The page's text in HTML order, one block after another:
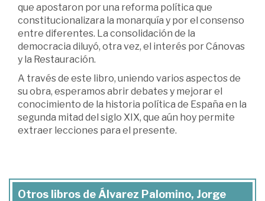
que apostaron por una reforma política que
constitucionalizara la monarquía y por el consenso
entre diferentes. La consolidación de la
democracia diluyó, otra vez, el interés por Cánovas
y la Restauración.
A través de este libro, uniendo varios aspectos de
su obra, esperamos abrir debates y mejorar el
conocimiento de la historia política de España en la
segunda mitad del siglo XIX, que aún hoy permite
extraer lecciones para el presente.
Otros libros de Álvarez Palomino, Jorge